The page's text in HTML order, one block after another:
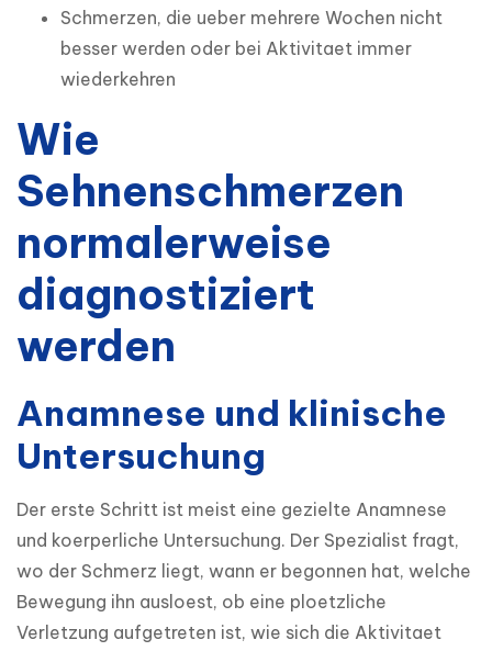
Schmerzen, die ueber mehrere Wochen nicht
besser werden oder bei Aktivitaet immer
wiederkehren
Wie
Sehnenschmerzen
normalerweise
diagnostiziert
werden
Anamnese und klinische
Untersuchung
Der erste Schritt ist meist eine gezielte Anamnese
und koerperliche Untersuchung. Der Spezialist fragt,
wo der Schmerz liegt, wann er begonnen hat, welche
Bewegung ihn ausloest, ob eine ploetzliche
Verletzung aufgetreten ist, wie sich die Aktivitaet